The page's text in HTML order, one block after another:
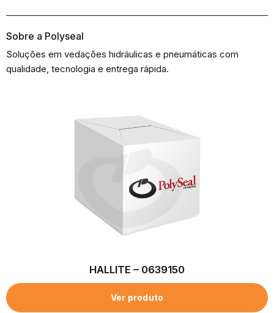
Sobre a Polyseal
Soluções em vedações hidráulicas e pneumáticas com
qualidade, tecnologia e entrega rápida.
HALLITE – 0639150
Ver produto